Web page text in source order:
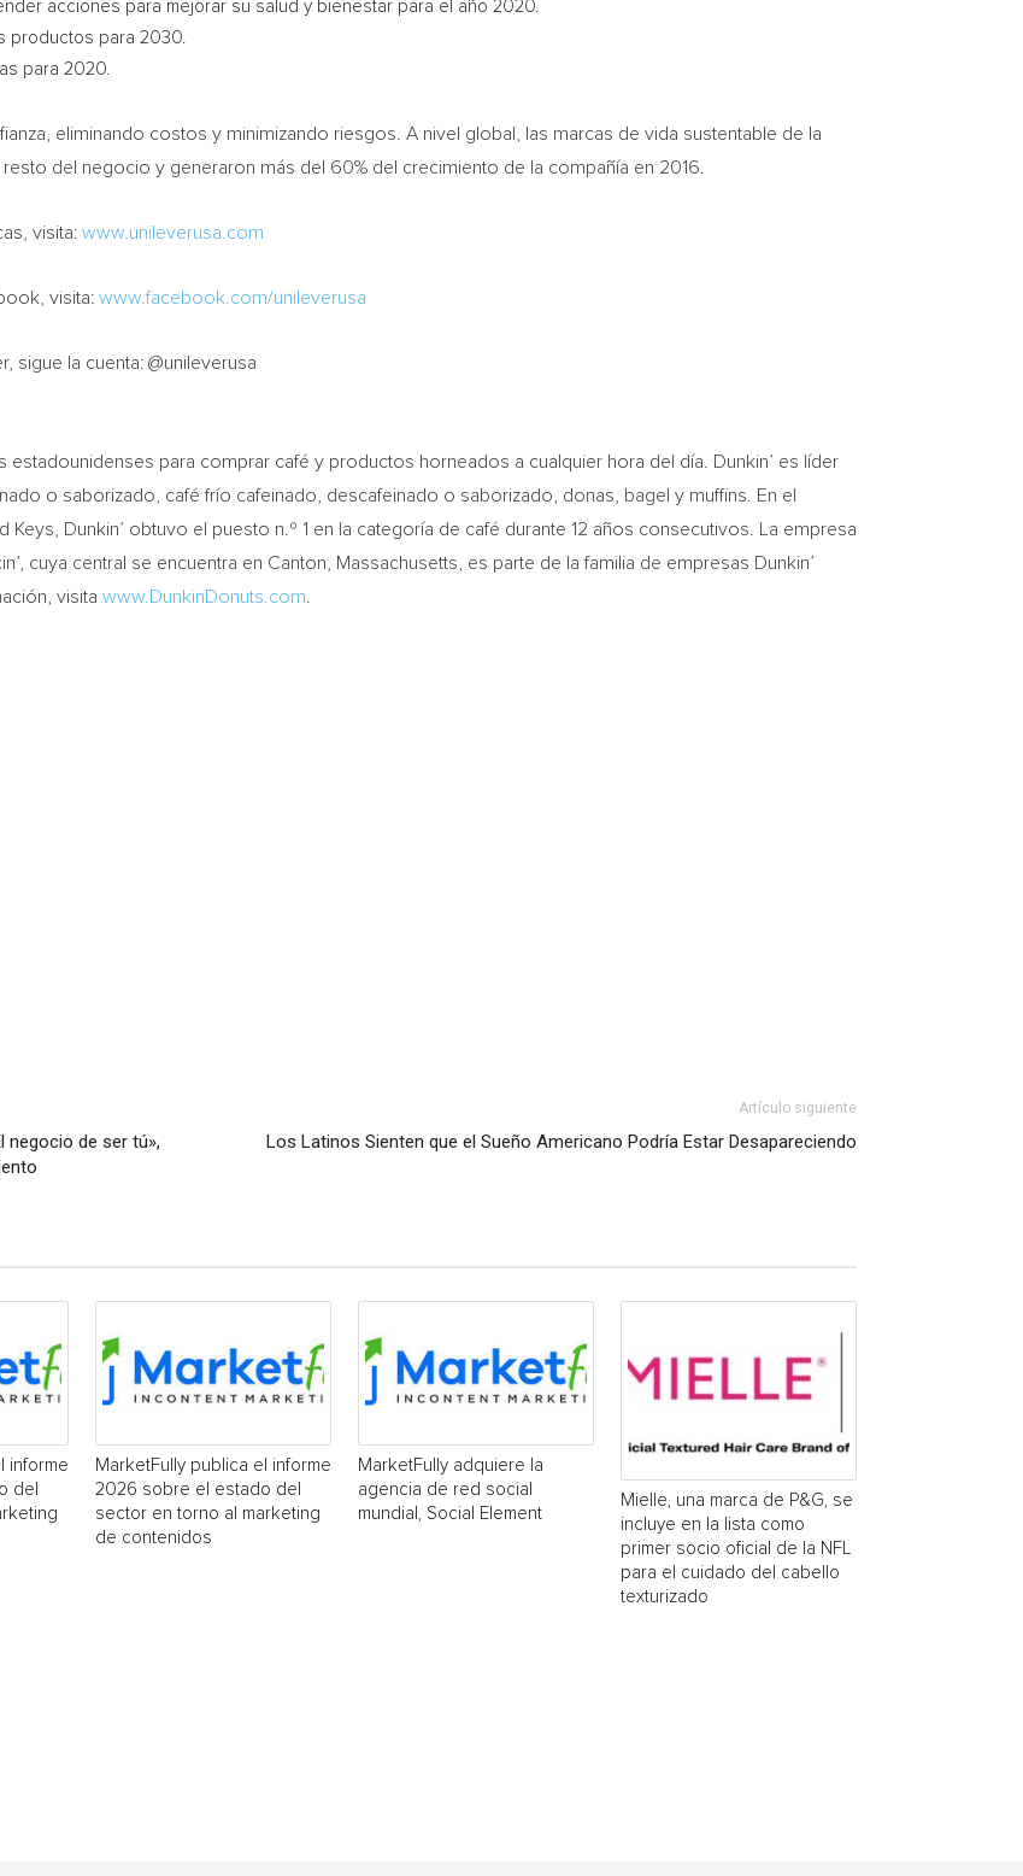
acciones para mejorar su salud y bienestar para el año 2020.
productos para 2030.
para 2020.
eliminando costos y minimizando riesgos. A nivel global, las marcas de vida sustentable de la
del negocio y generaron más del 60% del crecimiento de la compañía en 2016.
visita: www.unileverusa.com
visita: www.facebook.com/unileverusa
sigue la cuenta: @unileverusa
estadounidenses para comprar café y productos horneados a cualquier hora del día. Dunkin’ es líder
o saborizado, café frío cafeinado, descafeinado o saborizado, donas, bagel y muffins. En el
Keys , Dunkin’ obtuvo el puesto n.º 1 en la categoría de café durante 12 años consecutivos. La empresa
cuya central se encuentra en Canton, Massachusetts , es parte de la familia de empresas Dunkin’
visita www.DunkinDonuts.com
negocio de ser tú»,
Artículo siguiente
Los Latinos Sienten que el Sueño Americano Podría Estar Desapareciendo
informe
del
MarketFully publica el informe
2026 sobre el estado del
sector en torno al marketing
de contenidos
MarketFully adquiere la
agencia de red social
mundial, Social Element
Mielle, una marca de P&G, se
incluye en la lista como
primer socio oficial de la NFL
para el cuidado del cabello
texturizado